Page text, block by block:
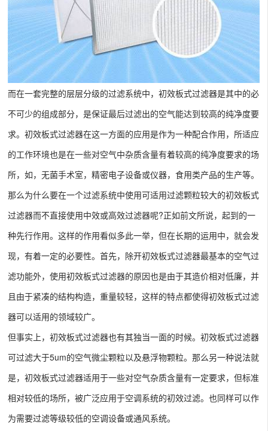
而在一套完整的层层分级的过滤系统中，初效板式过滤器是其中的必
不可少的组成部分，是保证最后过滤出的空气能达到较高的纯净度要
求。初效板式过滤器在这一方面的应用是作为一种配合作用，所适应
的工作环境也是在一些对空气中杂质含量有着较高的纯净度要求的场
所，如，无菌手术室，精密电子设备或仪器，食用类产品的生产等。
那么为什么要在一个过滤系统中使用可适用过滤颗粒较大的初效板式
过滤器而不直接使用中效或高效过滤器呢?正如前文所说，起到的一
种先行作用。这样的作用看似多此一举，但在长期的运用中，就会发
现，有着一定的必要性。首先，除开初效板式过滤器最基本的空气过
滤功能外，使用初效板式过滤器的原因也是由于其造价相对低廉，并
且由于紧凑的结构构造，重量较轻，这样的特点都使得初效板式过滤
器可以适用的领域较广。
但事实上，初效板式过滤器也有其独当一面的时候。初效板式过滤器
可过滤大于5um的空气微尘颗粒以及悬浮物颗粒。那么另一种说法就
是，初效板式过滤器适用于一些对空气杂质含量有一定要求，但标准
相对较低的场所，被广泛应用于空调系统的初效过滤。也同样可以作
为需要过滤等级较低的空调设备或通风系统。